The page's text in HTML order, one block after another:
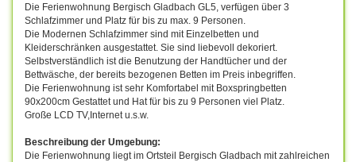
Die Ferienwohnung Bergisch Gladbach GL5, verfügen über 3
Schlafzimmer und Platz für bis zu max. 9 Personen.
Die Modernen Schlafzimmer sind mit Einzelbetten und
Kleiderschränken ausgestattet. Sie sind liebevoll dekoriert.
Selbstverständlich ist die Benutzung der Handtücher und der
Bettwäsche, der bereits bezogenen Betten im Preis inbegriffen.
Die Ferienwohnung ist sehr Komfortabel mit Boxspringbetten
90x200cm Gestattet und Hat für bis zu 9 Personen viel Platz.
Große LCD TV,Internet u.s.w.
Beschreibung der Umgebung:
Die Ferienwohnung liegt im Ortsteil Bergisch Gladbach mit zahlreichen